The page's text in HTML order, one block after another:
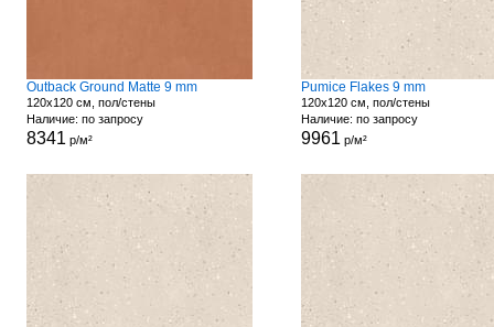
Outback Ground Matte 9 mm
120x120 см, пол/стены
Наличие: по запросу
8341 р/м²
Pumice Flakes 9 mm
120x120 см, пол/стены
Наличие: по запросу
9961 р/м²